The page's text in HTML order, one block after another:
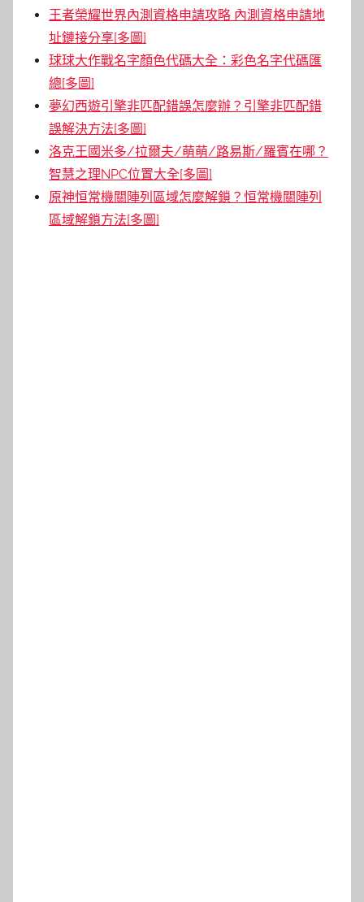
王者榮耀世界內測資格申請攻略 內測資格申請地
址鏈接分享[多圖]
球球大作戰名字顏色代碼大全：彩色名字代碼匯
總[多圖]
夢幻西遊引擎非匹配錯誤怎麼辦？引擎非匹配錯
誤解決方法[多圖]
洛克王國米多/拉爾夫/萌萌/路易斯/羅賓在哪？
智慧之理NPC位置大全[多圖]
原神恒常機關陣列區域怎麼解鎖？恒常機關陣列
區域解鎖方法[多圖]